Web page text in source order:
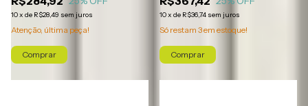
10x de R$28,49 sem juros
Atenção, última peça!
Comprar
10x de R$36,74 sem juros
Só restam 3em estoque!
Comprar